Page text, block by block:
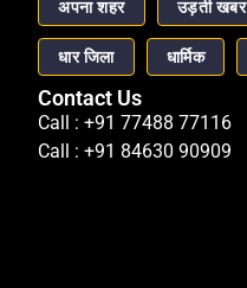
अपना शहर उड़ती खबर
धार जिला धार्मिक
Contact Us
Call : +91 77488 77116
Call : +91 84630 90909